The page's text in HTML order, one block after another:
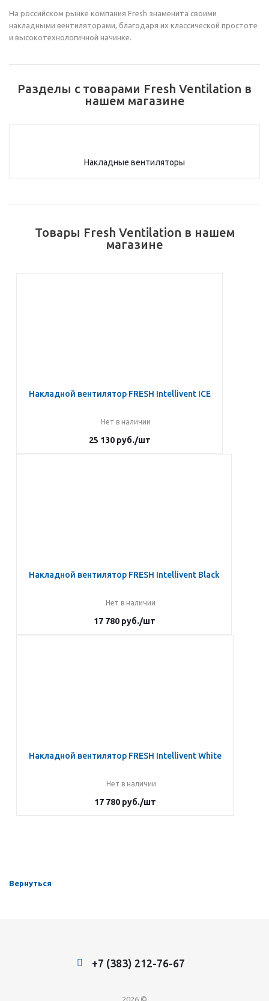
На российском рынке компания Fresh знаменита своими
накладными вентиляторами, благодаря их классической простоте
и высокотехнологичной начинке.
Разделы с товарами Fresh Ventilation в
нашем магазине
Накладные вентиляторы
Товары Fresh Ventilation в нашем
магазине
Накладной вентилятор FRESH Intellivent ICE
Нет в наличии
25 130 руб./шт
Накладной вентилятор FRESH Intellivent Black
Нет в наличии
17 780руб./шт
Накладной вентилятор FRESH Intellivent White
Нет в наличии
17 780 руб./шт
Вернуться
+7 (383) 212-76-67
2026 ©